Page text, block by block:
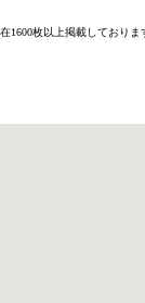
枚以上掲載しており